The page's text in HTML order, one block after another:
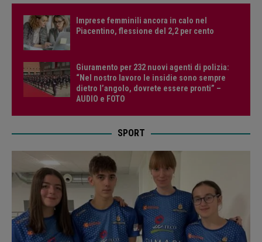
Imprese femminili ancora in calo nel
Piacentino, flessione del 2,2 per cento
Giuramento per 232 nuovi agenti di polizia:
“Nel nostro lavoro le insidie sono sempre
dietro l’angolo, dovrete essere pronti” –
AUDIO e FOTO
SPORT